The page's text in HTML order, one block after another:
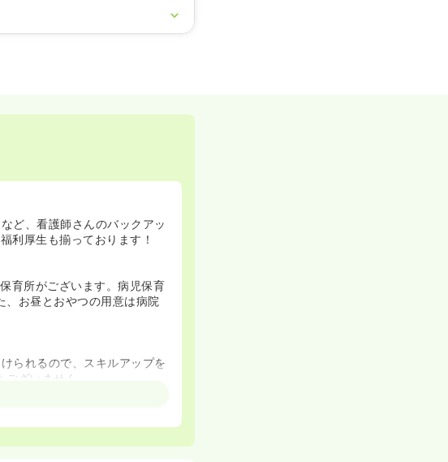
ど、看護師さんのバックアッ
利厚生も揃っております！
育所がございます。病児保育
、お昼とおやつの用意は病院
られるので、スキルアップを
ざいません。
可能です。